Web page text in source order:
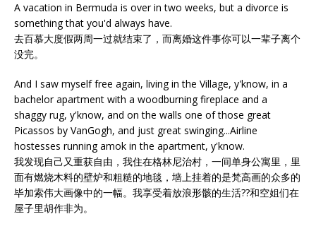
A vacation in Bermuda is over in two weeks, but a divorce is
something that you'd always have.
去百慕大度假两周一过就结束了，而离婚这件事你可以一辈子离个
没完。
And I saw myself free again, living in the Village, y'know, in a
bachelor apartment with a woodburning fireplace and a
shaggy rug, y'know, and on the walls one of those great
Picassos by VanGogh, and just great swinging...Airline
hostesses running amok in the apartment, y'know.
我发现自己又重获自由，我住在格林尼治村，一间单身公寓里，里
面有燃烧木料的壁炉和粗糙的地毯，墙上挂着的是梵高画的众多的
毕加索伟大画像中的一幅。我享受着放浪形骸的生活??和空姐们在
屋子里胡作非为。